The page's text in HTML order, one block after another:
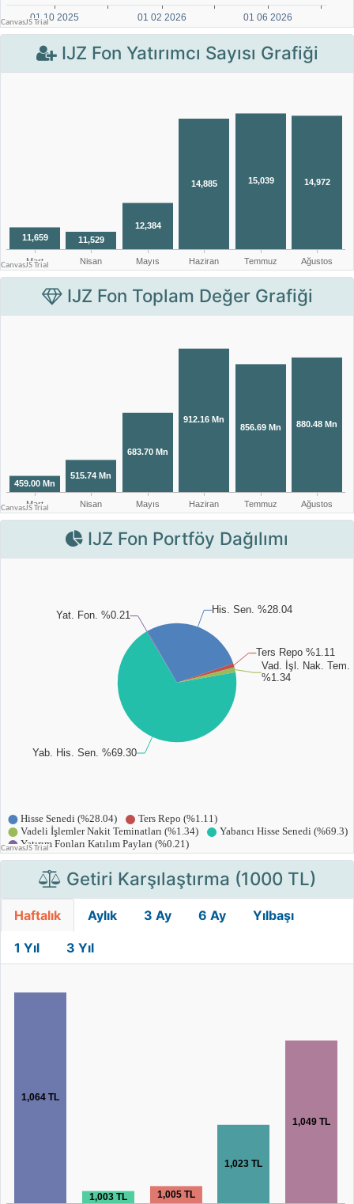
IJZ Fon Yatırımcı Sayısı Grafiği
IJZ Fon Toplam Değer Grafiği
IJZ Fon Portföy Dağılımı
Getiri Karşılaştırma (1000 TL)
Haftalık Aylık 3 Ay 6 Ay Yılbaşı
1 Yıl 3 Yıl